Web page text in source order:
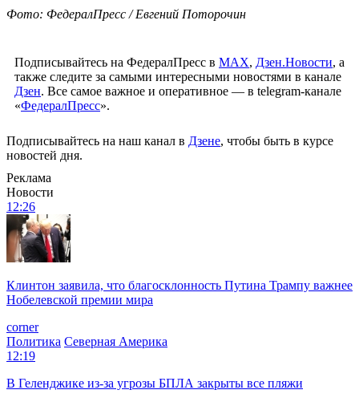
Фото: ФедералПресс / Евгений Поторочин
Подписывайтесь на ФедералПресс в МАХ, Дзен.Новости, а
также следите за самыми интересными новостями в канале
Дзен. Все самое важное и оперативное — в telegram-канале
«ФедералПресс».
Подписывайтесь на наш канал в Дзене, чтобы быть в курсе
новостей дня.
Реклама
Новости
12:26
Клинтон заявила, что благосклонность Путина Трампу важнее
Нобелевской премии мира
corner
Политика Северная Америка
12:19
В Геленджике из-за угрозы БПЛА закрыты все пляжи